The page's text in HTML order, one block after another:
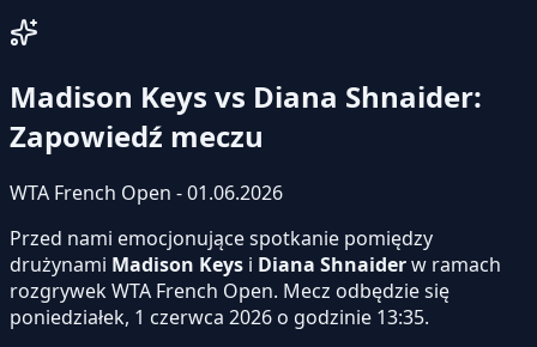
Madison Keys vs Diana Shnaider:
Zapowiedź meczu
WTA French Open - 01.06.2026
Przed nami emocjonujące spotkanie pomiędzy
drużynami Madison Keys i Diana Shnaiderw ramach
rozgrywek WTA French Open. Mecz odbędzie się
poniedziałek, 1 czerwca 2026 o godzinie 13:35.